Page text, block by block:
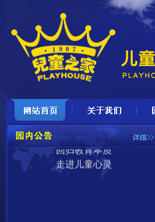
儿童之家期待宝贝加入
招生对象：3-6岁幼儿
尊重儿童发展
回归教育本质
走进儿童心灵